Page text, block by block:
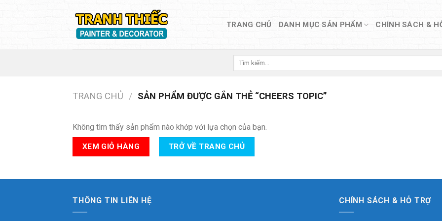
TRANG CHỦ DANH MỤC SẢN PHẨM CHÍNH SÁCH &
Tìm
TRANG CHỦ / SẢN PHẨM ĐƯỢC GẮN THẺ “CHEERS TOPIC”
Không tìm thấy sản phẩm nào khớp với lựa chọn của bạn.
XEM GIỎ HÀNG TRỞ VỀ TRANG CHỦ
THÔNG TIN LIÊN HỆ CHÍNH SÁCH & HỖ TRỢ